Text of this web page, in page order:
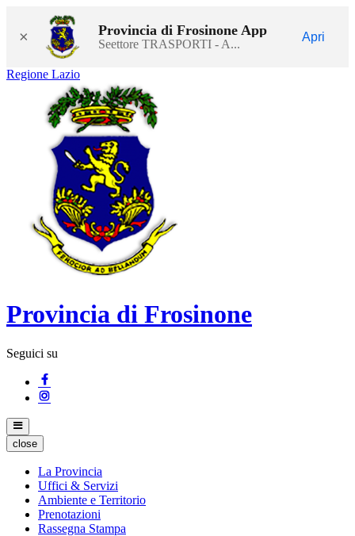
× Provincia di Frosinone App
Seettore TRASPORTI - A...
Apri
Regione Lazio
Provincia di Frosinone
Seguici su
close
La Provincia
Uffici & Servizi
Ambiente e Territorio
Prenotazioni
Rassegna Stampa